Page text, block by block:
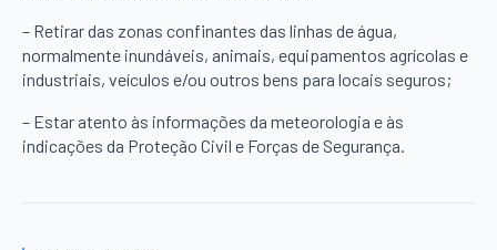
– Retirar das zonas confinantes das linhas de água,
normalmente inundáveis, animais, equipamentos agrícolas e
industriais, veículos e/ou outros bens para locais seguros;
– Estar atento às informações da meteorologia e às
indicações da Proteção Civil e Forças de Segurança.